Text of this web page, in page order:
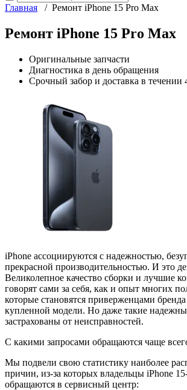
Главная / Ремонт iPhone 15 Pro Max
Ремонт iPhone 15 Pro Max
Оригинальные запчасти
Диагностика в день обращения
Срочный забор и доставка в течении
iPhone ассоциируются с надежностью,
прекрасной производительностью. И это
Великолепное качество сборки и лучшие
говорят сами за себя, как и опыт многих
которые становятся приверженцами
купленной модели. Но даже такие
застрахованы от неисправностей.
С какими запросами обращаются чаще
Мы подвели свою статистику наиболее
причин, из-за которых владельцы iPhone
обращаются в сервисный центр: